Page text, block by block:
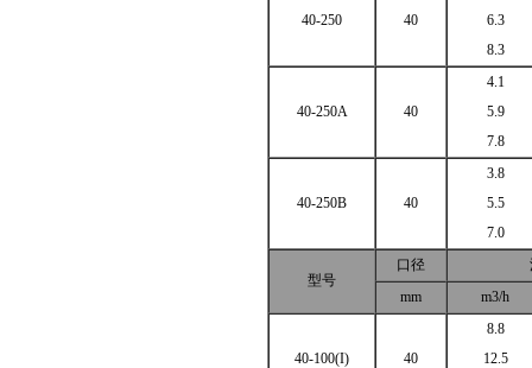
40-250 40
6.3
8.3
40-250A 40
4.1
5.9
7.8
40-250B 40
3.8
5.5
7.0
型号
口径
mm
m3/h
40-100(I) 40
8.8
12.5